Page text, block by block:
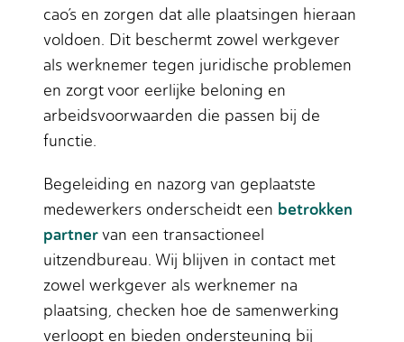
cao’s en zorgen dat alle plaatsingen hieraan
voldoen. Dit beschermt zowel werkgever
als werknemer tegen juridische problemen
en zorgt voor eerlijke beloning en
arbeidsvoorwaarden die passen bij de
functie.
Begeleiding en nazorg van geplaatste
medewerkers onderscheidt een betrokken
partnervan een transactioneel
uitzendbureau. Wij blijven in contact met
zowel werkgever als werknemer na
plaatsing, checken hoe de samenwerking
verloopt en bieden ondersteuning bij